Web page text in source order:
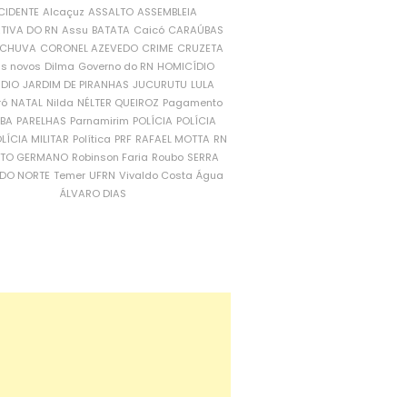
Alcaçuz ASSALTO ASSEMBLEIA
DO RN Assu BATATA Caicó CARAÚBAS
CORONEL AZEVEDO CRIME CRUZETA
novos Dilma Governo do RN HOMICÍDIO
JARDIM DE PIRANHAS JUCURUTU LULA
NATAL Nilda NÉLTER QUEIROZ Pagamento
PARELHAS Parnamirim POLÍCIA POLÍCIA
MILITAR Política PRF RAFAEL MOTTA RN
GERMANO Robinson Faria Roubo SERRA
NORTE Temer UFRN Vivaldo Costa Água
ÁLVARO DIAS